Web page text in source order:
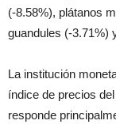
(-8.58%), plátanos
guandules (-3.71%)
La institución
índice de precios
responde